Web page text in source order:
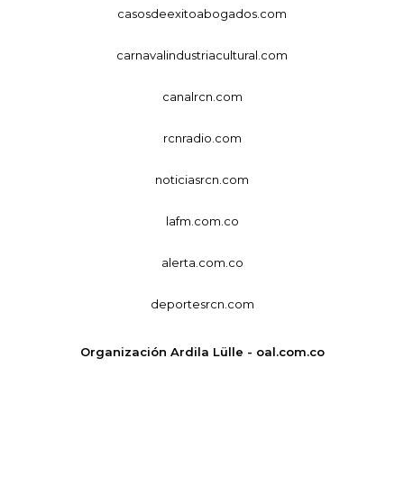
casosdeexitoabogados.com
carnavalindustriacultural.com
canalrcn.com
rcnradio.com
noticiasrcn.com
lafm.com.co
alerta.com.co
deportesrcn.com
Organización Ardila Lülle - oal.com.co